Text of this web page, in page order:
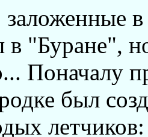
заложенные
в "Буране",
Поначалу
был